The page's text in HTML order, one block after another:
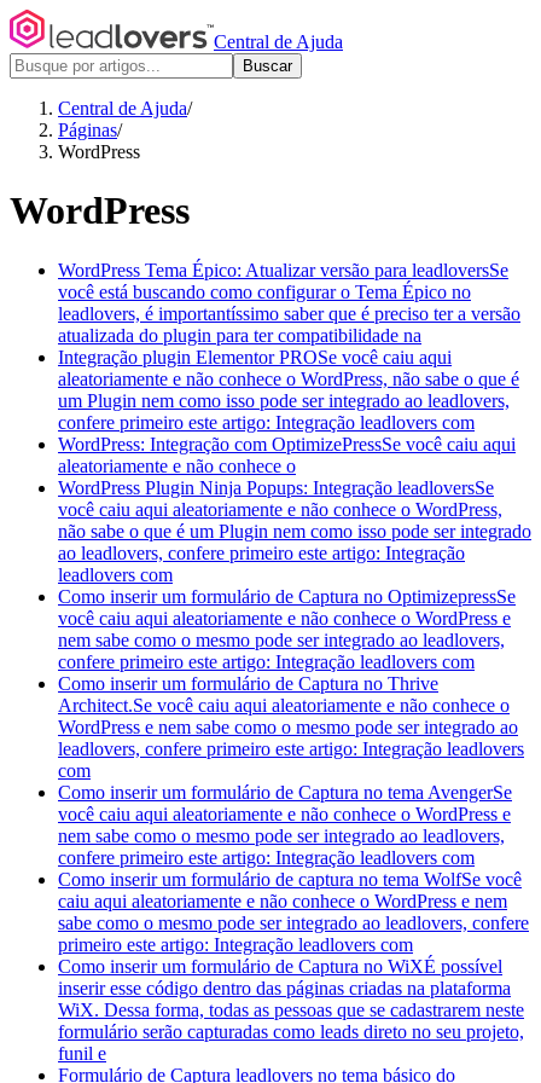
Central de Ajuda
Buscar
Central de Ajuda/
Páginas/
WordPress
WordPress
WordPress Tema Épico: Atualizar versão para leadloversSe
você está buscando como configurar o Tema Épico no
leadlovers, é importantíssimo saber que é preciso ter a versão
atualizada do plugin para ter compatibilidade na
Integração plugin Elementor PROSe você caiu aqui
aleatoriamente e não conhece o WordPress, não sabe o que é
um Plugin nem como isso pode ser integrado ao leadlovers,
confere primeiro este artigo: Integração leadlovers com
WordPress: Integração com OptimizePressSe você caiu aqui
aleatoriamente e não conhece o
WordPress Plugin Ninja Popups: Integração leadloversSe
você caiu aqui aleatoriamente e não conhece o WordPress,
não sabe o que é um Plugin nem como isso pode ser integrado
ao leadlovers, confere primeiro este artigo: Integração
leadlovers com
Como inserir um formulário de Captura no OptimizepressSe
você caiu aqui aleatoriamente e não conhece o WordPress e
nem sabe como o mesmo pode ser integrado ao leadlovers,
confere primeiro este artigo: Integração leadlovers com
Como inserir um formulário de Captura no Thrive
Architect.Se você caiu aqui aleatoriamente e não conhece o
WordPress e nem sabe como o mesmo pode ser integrado ao
leadlovers, confere primeiro este artigo: Integração leadlovers
com
Como inserir um formulário de Captura no tema AvengerSe
você caiu aqui aleatoriamente e não conhece o WordPress e
nem sabe como o mesmo pode ser integrado ao leadlovers,
confere primeiro este artigo: Integração leadlovers com
Como inserir um formulário de captura no tema WolfSe você
caiu aqui aleatoriamente e não conhece o WordPress e nem
sabe como o mesmo pode ser integrado ao leadlovers, confere
primeiro este artigo: Integração leadlovers com
Como inserir um formulário de Captura no WiXÉ possível
inserir esse código dentro das páginas criadas na plataforma
WiX. Dessa forma, todas as pessoas que se cadastrarem neste
formulário serão capturadas como leads direto no seu projeto,
funil e
Formulário de Captura leadlovers no tema básico do